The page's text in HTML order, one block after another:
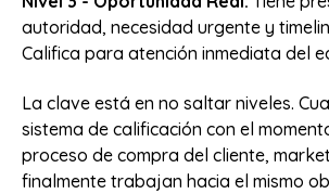
autoridad, necesidad urgente y
Califica para atención inmediata del
La clave está en no saltar niveles.
sistema de calificación con el
proceso de compra del cliente,
finalmente trabajan hacia el mismo